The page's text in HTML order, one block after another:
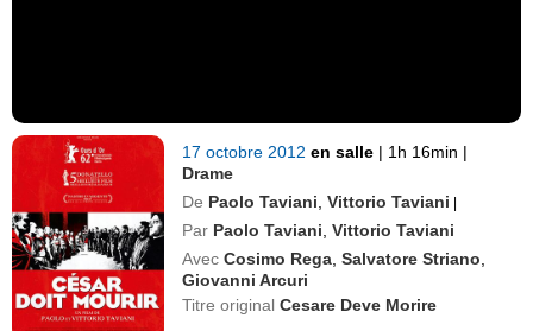
17 octobre 2012en salle | 1h 16min |
Drame
De Paolo Taviani ,Vittorio Taviani |
Par Paolo Taviani ,Vittorio Taviani
Avec Cosimo Rega ,Salvatore Striano
Giovanni Arcuri
Titre originalCesare Deve Morire